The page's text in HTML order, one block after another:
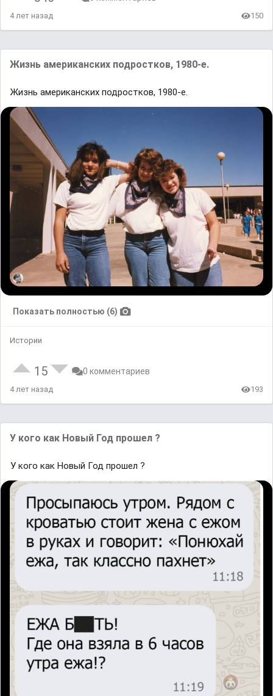
4 лет назад 150
Жизнь американских подростков, 1980-е.
Жизнь американских подростков, 1980-е.
Показать полностью (6)
Истории
15 0 комментариев
4 лет назад 193
У кого как Новый Год прошел ?
У кого как Новый Год прошел ?